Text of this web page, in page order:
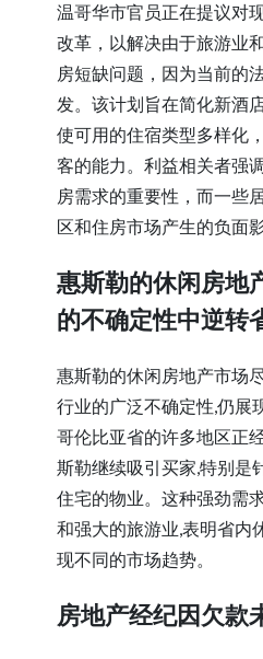
温哥华市官员正在提议对
改革，以解决由于旅游业
房短缺问题，因为当前的
发。该计划旨在简化新酒
使可用的住宿类型多样化
客的能力。利益相关者强
房需求的重要性，而一些
区和住房市场产生的负面
惠斯勒的休闲房地
的不确定性中逆转
惠斯勒的休闲房地产市场
行业的广泛不确定性,仍展
哥伦比亚省的许多地区正
斯勒继续吸引买家,特别是
住宅的物业。这种强劲需
和强大的旅游业,表明省内
现不同的市场趋势。
房地产经纪因欠款